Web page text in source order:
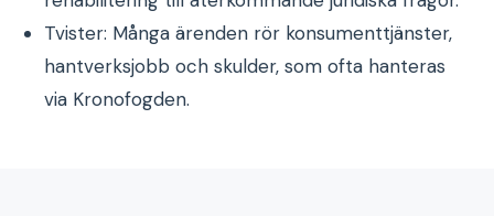
Tvister: Många ärenden rör konsumenttjänster,
hantverksjobb och skulder, som ofta hanteras
via Kronofogden.